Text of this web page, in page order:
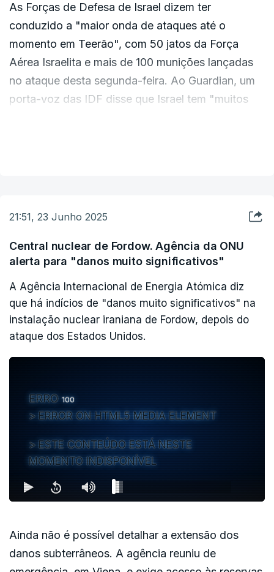
As Forças de Defesa de Israel dizem ter
conduzido a "maior onda de ataques até o
momento em Teerão", com 50 jatos da Força
Aérea Israelita e mais de 100 munições lançadas
no ataque desta segunda-feira. Ao Guardian, um
porta-voz das IDF disse que Israel tem "muitos
21:51, 23 Junho 2025
Central nuclear de Fordow. Agência da ONU
alerta para "danos muito significativos"
A Agência Internacional de Energia Atómica diz
que há indícios de "danos muito significativos" na
instalação nuclear iraniana de Fordow, depois do
ataque dos Estados Unidos.
ERRO100
ERROR ON HTML5 MEDIA ELEMENT
ESTE CONTEÚDO ESTÁ NESTE
MOMENTO INDISPONÍVEL
Ainda não é possível detalhar a extensão dos
danos subterrâneos. A agência reuniu de